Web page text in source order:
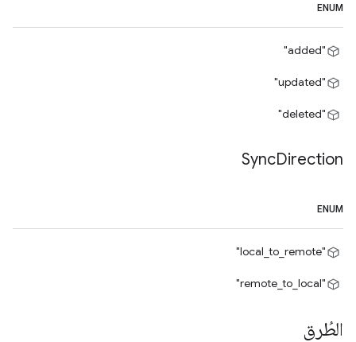
ENUM
"added"
"updated"
"deleted"
SyncDirection
ENUM
"local_to_remote"
"remote_to_local"
الطُرق